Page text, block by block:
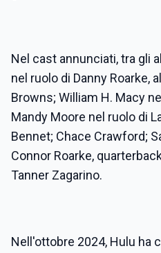
Nel cast annunciati, tra gli
nel ruolo di Danny Roarke,
Browns; William H. Macy
Mandy Moore nel ruolo di
Bennet; Chace Crawford;
Connor Roarke,
Tanner Zagarino.
Nell'ottobre 2024, Hulu ha